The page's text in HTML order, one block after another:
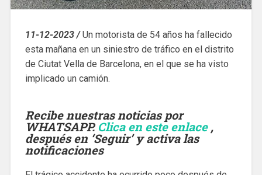
11-12-2023 /Un motorista de 54 años ha fallecido
esta mañana en un siniestro de tráfico en el distrito
de Ciutat Vella de Barcelona, en el que se ha visto
implicado un camión.
Recibe nuestras noticias por
WHATSAPP. Clica en este enlace,
después en ‘Seguir’ y activa las
notificaciones